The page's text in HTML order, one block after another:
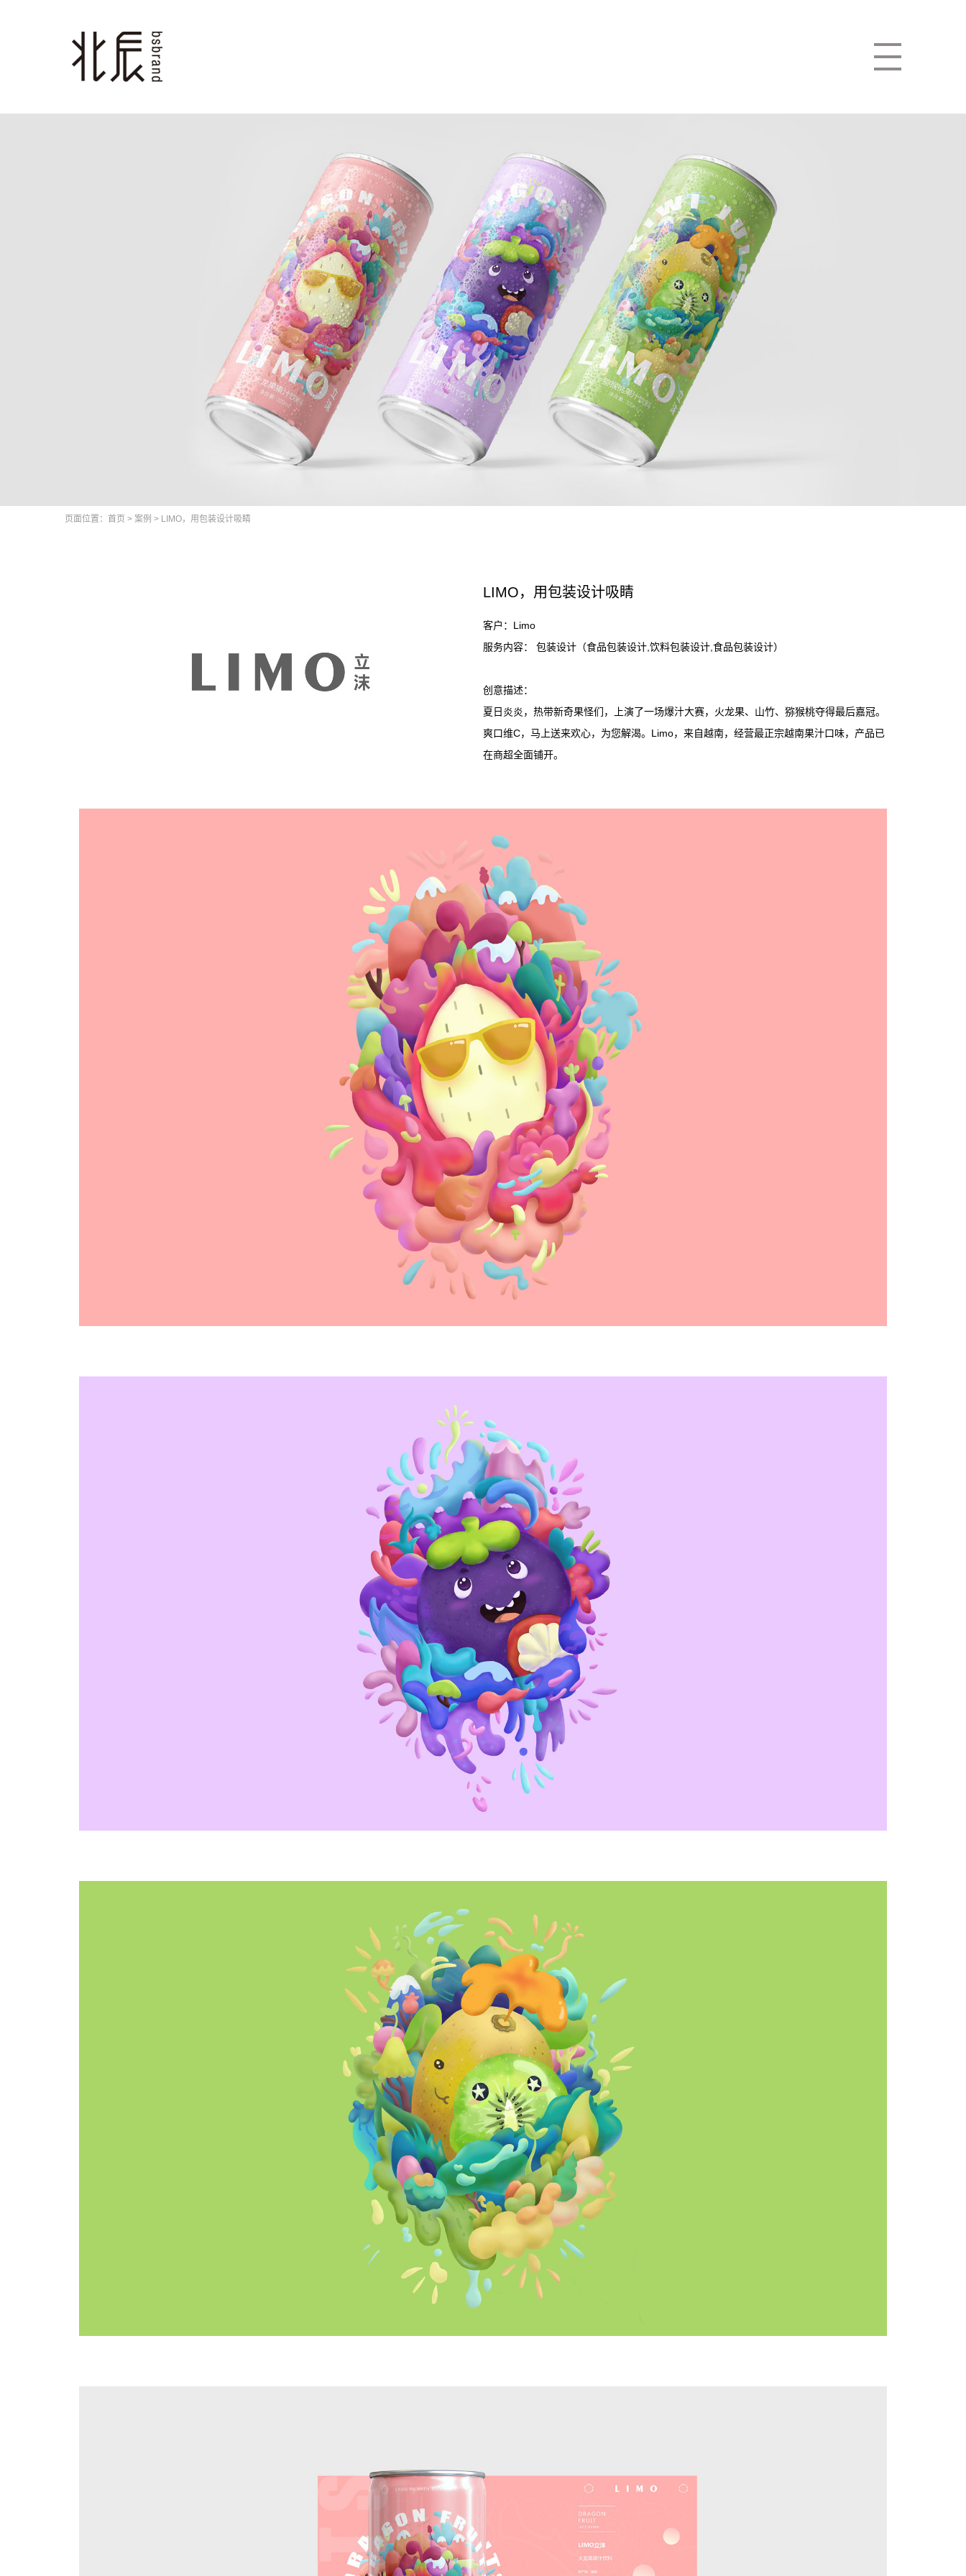
页面位置： 首页 > 案例 > LIMO，用包装设计吸睛
LIMO，用包装设计吸睛
客户：Limo
服务内容： 包装设计（食品包装设计,饮料包装设计,食品包装设计）
创意描述：
夏日炎炎，热带新奇果怪们，上演了一场爆汁大赛，火龙果、山竹、猕猴桃夺得最后嘉冠。
爽口维C，马上送来欢心，为您解渴。Limo，来自越南，经营最正宗越南果汁口味，产品已
在商超全面铺开。